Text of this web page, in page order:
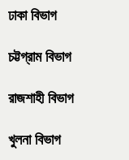
ঢাকা বিভাগ
চট্টগ্রাম বিভাগ
রাজশাহী বিভাগ
খুলনা বিভাগ